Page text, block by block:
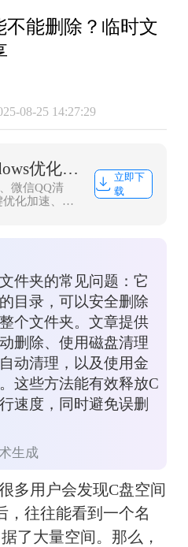
不能删除？临时文
08-25 14:27:29
金舟Windows优化大师
微信QQ清
化加速、浏
解决C盘爆
立即下
载
件夹的常见问题：它
目录，可以安全删除
个文件夹。文章提供
删除、使用磁盘清理
动清理，以及使用金
这些方法能有效释放C
速度，同时避免误删
生成
多用户会发现C盘空间
，往往能看到一个名
了大量空间。那么，